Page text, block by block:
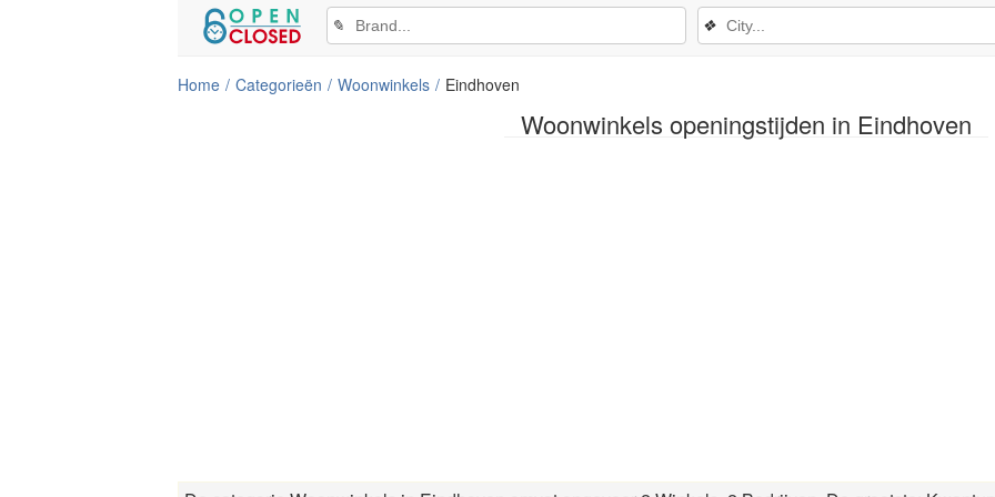
Woonwinkels openingstijden in Eindhoven
✎ ❖
Home Categorieën Woonwinkels Eindhoven